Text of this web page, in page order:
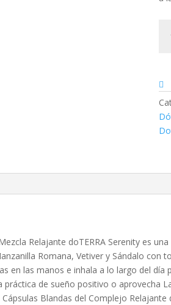
Relajante doTERRA Serenity es
Romana, Vetiver y Sándalo
en las manos e inhala a lo largo del
de sueño positivo o aprovecha
Blandas del Complejo